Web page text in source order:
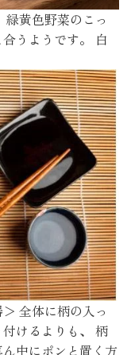
黄色野菜のこっ
うようです。 白
全体に柄の入っ
けるよりも、 柄
中にポンと置く方